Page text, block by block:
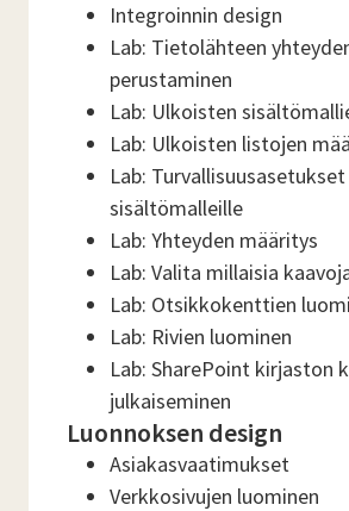
Integroinnin design
Lab: Tietolähteen
perustaminen
Lab: Ulkoisten
Lab: Ulkoisten listojen
Lab: Turvallisuusasetukset
sisältömalleille
Lab: Yhteyden määritys
Lab: Valita millaisia
Lab: Otsikkokenttien
Lab: Rivien luominen
Lab: SharePoint kirjaston
julkaiseminen
Luonnoksen design
Asiakasvaatimukset
Verkkosivujen luominen